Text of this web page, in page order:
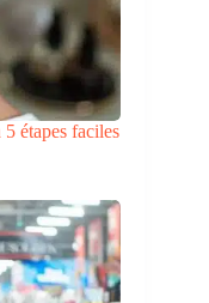
étapes faciles